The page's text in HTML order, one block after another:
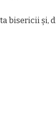
bisericii şi,